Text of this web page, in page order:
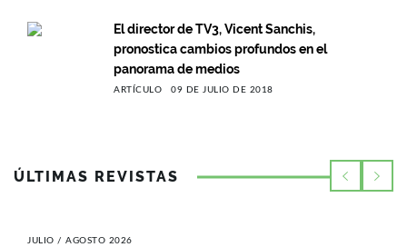
El director de TV3, Vicent Sanchis,
pronostica cambios profundos en el
panorama de medios
ARTÍCULO 09 DE JULIO DE 2018
ÚLTIMAS REVISTAS
JULIO / AGOSTO 2026